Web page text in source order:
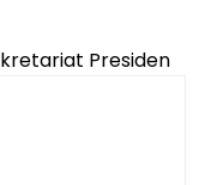
Presiden